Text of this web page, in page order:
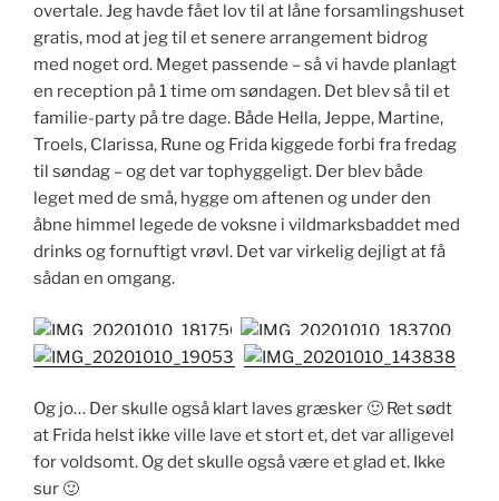
overtale. Jeg havde fået lov til at låne forsamlingshuset
gratis, mod at jeg til et senere arrangement bidrog
med noget ord. Meget passende – så vi havde planlagt
en reception på 1 time om søndagen. Det blev så til et
familie-party på tre dage. Både Hella, Jeppe, Martine,
Troels, Clarissa, Rune og Frida kiggede forbi fra fredag
til søndag – og det var tophyggeligt. Der blev både
leget med de små, hygge om aftenen og under den
åbne himmel legede de voksne i vildmarksbaddet med
drinks og fornuftigt vrøvl. Det var virkelig dejligt at få
sådan en omgang.
Og jo… Der skulle også klart laves græsker 🙂 Ret sødt
at Frida helst ikke ville lave et stort et, det var alligevel
for voldsomt. Og det skulle også være et glad et. Ikke
sur 🙂